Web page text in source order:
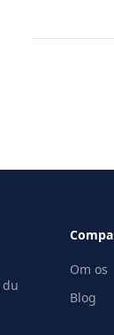
du
Om os
Blog